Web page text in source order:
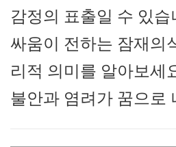
감정의 표출일 수 있
싸움이 전하는 잠재의
리적 의미를 알아보세
불안과 염려가 꿈으로